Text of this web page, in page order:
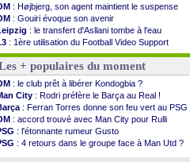
: Højbjerg, son agent maintient le suspense
: Gouiri évoque son avenir
: le transfert d'Asllani tombe à l'eau
: 1ère utilisation du Football Video Support
: Benatia envoie une pique à Longoria
: Al-Ahli veut Pape Gueye
: la dernière saison de Fonseca ?
: un nouveau prétendant pour Højbjerg
: un gardien norvégien en approche ?
: McCourt a versé 120 M€ en 2026
: 4 retours dans le groupe face à Man Utd ...
: Kevin Carlos va partir en Italie
: prison avec sursis requis contre un arbitre
+ populaires du moment
: le club prêt à libérer Kondogbia ?
City : Rodri préfère le Barça au Real !
: Ferran Torres donne son feu vert au PSG
: accord trouvé avec Man City pour Rulli
: l'étonnante rumeur Gusto
: 4 retours dans le groupe face à Man Utd ?